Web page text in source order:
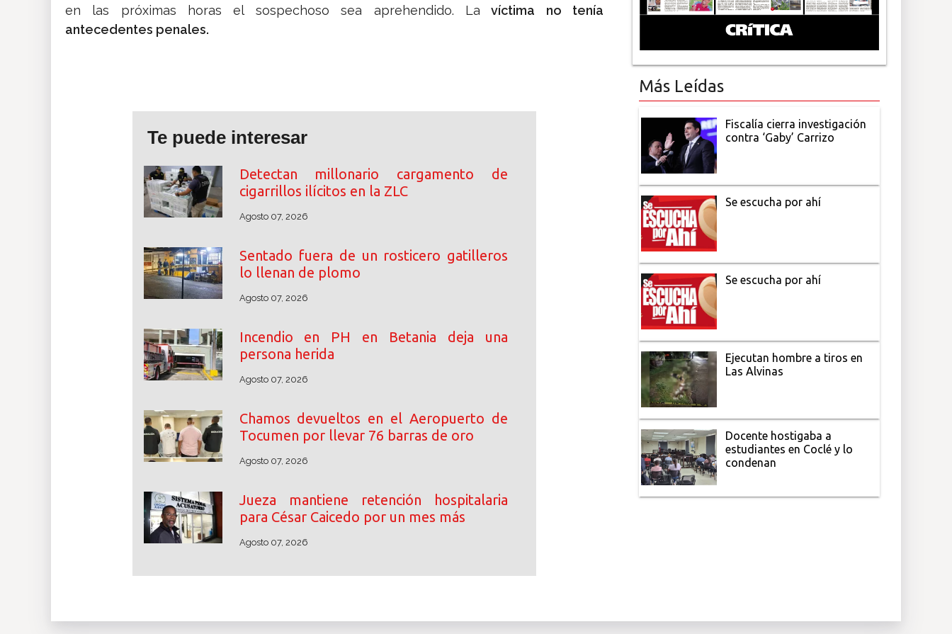
en las próximas horas el sospechoso sea aprehendido. La víctima no tenía
antecedentes penales.
Te puede interesar
Detectan millonario cargamento de
cigarrillos ilícitos en la ZLC
Agosto 07, 2026
Sentado fuera de un rosticero gatilleros
lo llenan de plomo
Agosto 07, 2026
Incendio en PH en Betania deja una
persona herida
Agosto 07, 2026
Chamos devueltos en el Aeropuerto de
Tocumen por llevar 76 barras de oro
Agosto 07, 2026
Jueza mantiene retención hospitalaria
para César Caicedo por un mes más
Agosto 07, 2026
Más Leídas
Fiscalía cierra investigación
contra ‘Gaby’ Carrizo
Se escucha por ahí
Se escucha por ahí
Ejecutan hombre a tiros en
Las Alvinas
Docente hostigaba a
estudiantes en Coclé y lo
condenan